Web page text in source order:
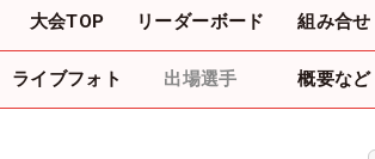
大会TOP リーダーボード 組み合せ
ライブフォト 出場選手 概要など